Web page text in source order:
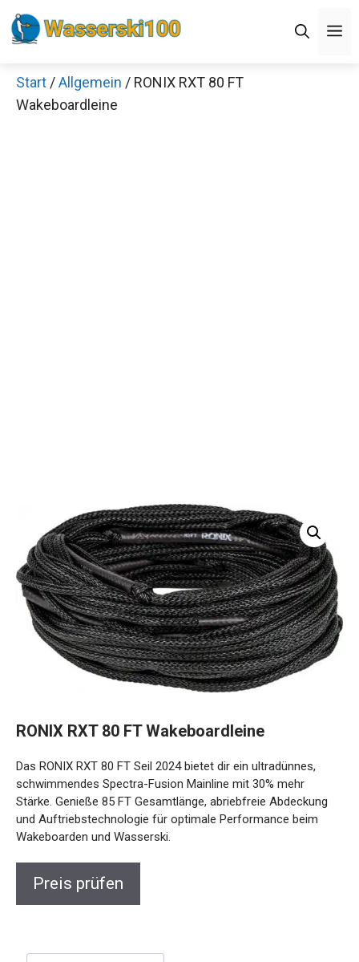
Zum
Inhalt
Start /Allgemein / RONIX RXT 80 FT
Wakeboardleine
RONIX RXT 80 FT Wakeboardleine
Das RONIX RXT 80 FT Seil 2024 bietet dir ein ultradünnes,
schwimmendes Spectra-Fusion Mainline mit 30% mehr
Stärke. Genieße 85 FT Gesamtlänge, abriebfreie Abdeckung
und Auftriebstechnologie für optimale Performance beim
Wakeboarden und Wasserski.
Preis prüfen